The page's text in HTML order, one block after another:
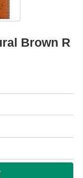
Brown R